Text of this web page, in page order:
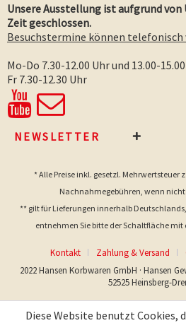
Unsere Ausstellung ist aufgrund
Zeit geschlossen.
Besuchstermine können telefonisch
Mo-Do 7.30-12.00 Uhr und 13.00-
Fr 7.30-12.30 Uhr
NEWSLETTER
* Alle Preise inkl. gesetzl. Mehrwertsteuer
Nachnahmegebühren, wenn nicht
** gilt für Lieferungen innerhalb
entnehmen Sie bitte der Schaltfläche mit
Kontakt Zahlung & Versand
2022 Hansen Korbwaren GmbH · Hansen
52525 Heinsberg-
Diese Website benutzt Cookies,